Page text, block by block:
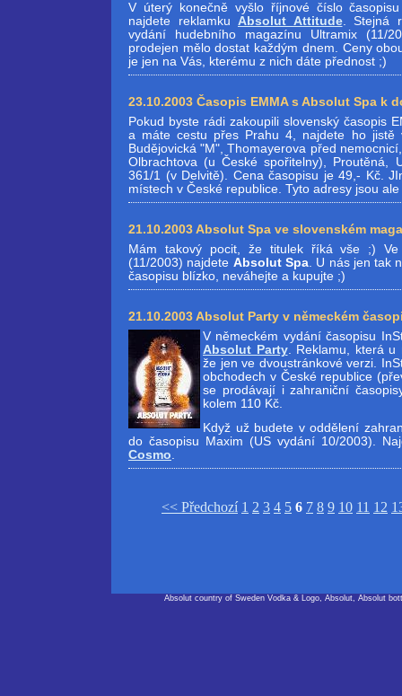
V úterý konečně vyšlo říjnové číslo
najdete reklamku Absolut Attitude. Stejná
vydání hudebního magazínu Ultramix (11/
prodejen mělo dostat každým dnem. Ceny
je jen na Vás, kterému z nich dáte přednost ;)
23.10.2003 Časopis EMMA s Absolut Spa k
Pokud byste rádi zakoupili slovenský časopis
a máte cestu přes Prahu 4, najdete ho jistě
Budějovická "M", Thomayerova před
Olbrachtova (u České spořitelny), Proutěná,
361/1 (v Delvitě). Cena časopisu je 49,- Kč.
místech v České republice. Tyto adresy jsou
21.10.2003 Absolut Spa ve slovenském
Mám takový pocit, že titulek říká vše ;) Ve
(11/2003) najdete Absolut Spa. U nás jen tak
časopisu blízko, neváhejte a kupujte ;)
21.10.2003 Absolut Party v německém
V německém vydání časopisu
Absolut Party. Reklamu, která u
že jen ve dvoustránkové verzi.
obchodech v České republice
se prodávají i zahraniční
kolem 110 Kč.
Když už budete v oddělení
do časopisu Maxim (US vydání 10/2003).
Cosmo.
<< Předchozí 1 2 3 4 5 6 7 8 9 10 11 12
Absolut country of Sweden Vodka & Logo, Absolut, Absolut